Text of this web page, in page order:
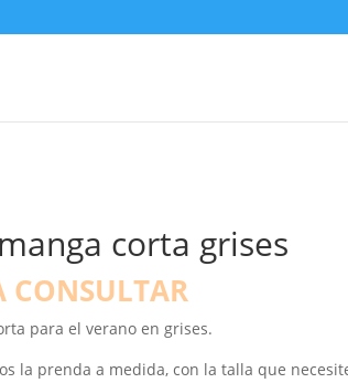
corta grises
CONSULTAR
para el verano en grises.
la prenda a medida, con la talla que